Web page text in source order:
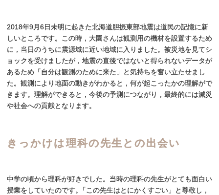
2018年9月6日未明に起きた北海道胆振東部地震は道民の記憶に新
しいところです。この時，大園さんは観測用の機材を設置するため
に，当日のうちに震源域に近い地域に入りました。被災地を見てシ
ョックを受けましたが，地震の直後ではないと得られないデータが
あるため「自分は観測のために来た」と気持ちを奮い立たせまし
た。観測により地面の動きがわかると，何が起こったかの理解がで
きます。理解ができると，今後の予測につながり，最終的には減災
や社会への貢献となります。
きっかけは理科の先生との出会い
中学の頃から理科が好きでした。当時の理科の先生がとても面白い
授業をしていたのです。
「この先生はとにかくすごい」と尊敬し，